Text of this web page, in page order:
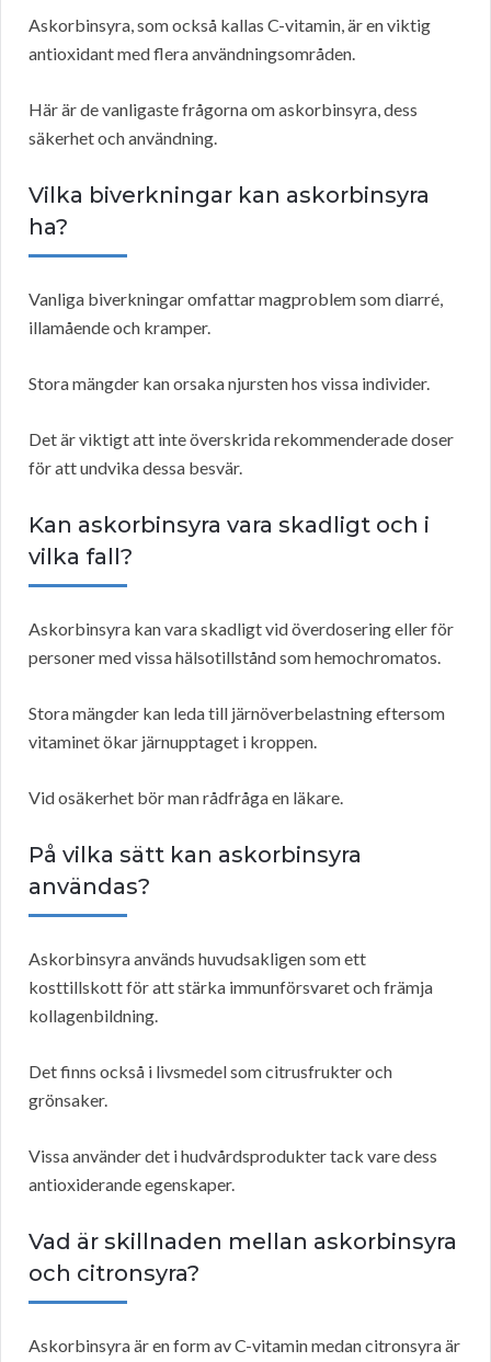
Askorbinsyra, som också kallas C-vitamin, är en viktig
antioxidant med flera användningsområden.
Här är de vanligaste frågorna om askorbinsyra, dess
säkerhet och användning.
Vilka biverkningar kan askorbinsyra
ha?
Vanliga biverkningar omfattar magproblem som diarré,
illamående och kramper.
Stora mängder kan orsaka njursten hos vissa individer.
Det är viktigt att inte överskrida rekommenderade doser
för att undvika dessa besvär.
Kan askorbinsyra vara skadligt och i
vilka fall?
Askorbinsyra kan vara skadligt vid överdosering eller för
personer med vissa hälsotillstånd som hemochromatos.
Stora mängder kan leda till järnöverbelastning eftersom
vitaminet ökar järnupptaget i kroppen.
Vid osäkerhet bör man rådfråga en läkare.
På vilka sätt kan askorbinsyra
användas?
Askorbinsyra används huvudsakligen som ett
kosttillskott för att stärka immunförsvaret och främja
kollagenbildning.
Det finns också i livsmedel som citrusfrukter och
grönsaker.
Vissa använder det i hudvårdsprodukter tack vare dess
antioxiderande egenskaper.
Vad är skillnaden mellan askorbinsyra
och citronsyra?
Askorbinsyra är en form av C-vitamin medan citronsyra är